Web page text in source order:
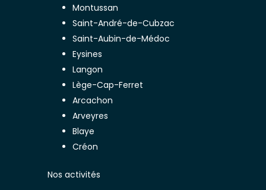
Montussan
Saint-André-de-Cubzac
Saint-Aubin-de-Médoc
Eysines
Langon
Lège-Cap-Ferret
Arcachon
Arveyres
Blaye
Créon
Nos activités